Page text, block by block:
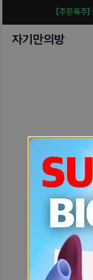
[주문폭주]
자기만의방